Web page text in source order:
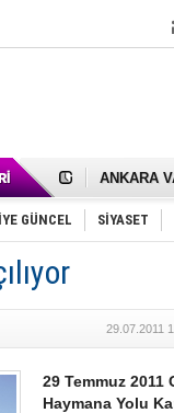
Cemal
Samet
FAİZ
Mikail
Gölbaşı
GÜNCEL SİYASET
29.07.2011
29 Temmuz 2011
Haymana Yolu